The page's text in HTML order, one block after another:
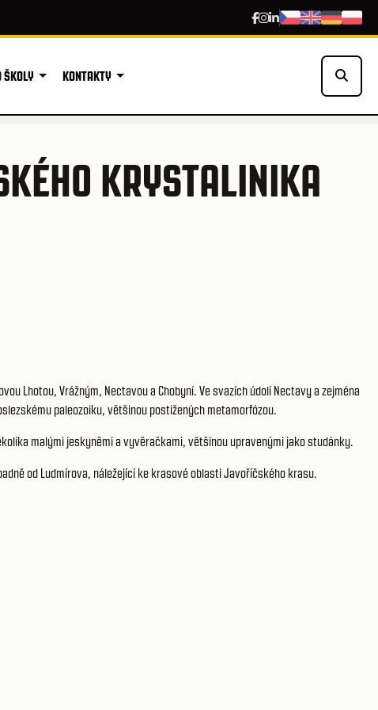
ŠKOLY KONTAKTY
KRYSTALINIKA
Lhotou, Vrážným, Nectavou a Chobyní. Ve svazích údolí Nectavy a zejména
paleozoiku, většinou postižených metamorfózou.
malými jeskyněmi a vyvěračkami, většinou upravenými jako studánky.
od Ludmírova, náležející ke krasové oblasti Javoříčského krasu.